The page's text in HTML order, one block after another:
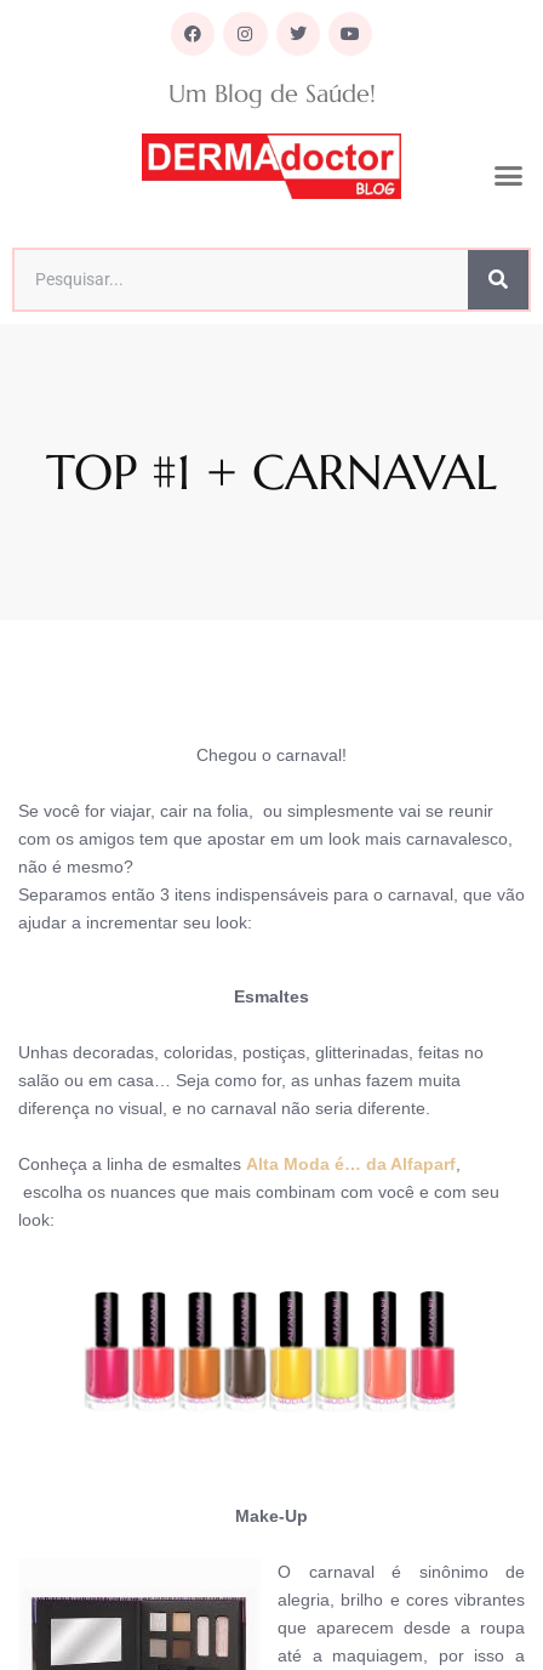
Um Blog de Saúde!
TOP #1 + CARNAVAL
Chegou o carnaval!
Se você for viajar, cair na folia, ou simplesmente vai se reunir
com os amigos tem que apostar em um look mais carnavalesco,
não é mesmo?
Separamos então 3 itens indispensáveis para o carnaval, que vão
ajudar a incrementar seu look:
Esmaltes
Unhas decoradas, coloridas, postiças, glitterinadas, feitas no
salão ou em casa… Seja como for, as unhas fazem muita
diferença no visual, e no carnaval não seria diferente.
Conheça a linha de esmaltes Alta Moda é… da Alfaparf
escolha os nuances que mais combinam com você e com seu
look:
Make-Up
O carnaval é sinônimo de
alegria, brilho e cores vibrantes
que aparecem desde a roupa
até a maquiagem, por isso a